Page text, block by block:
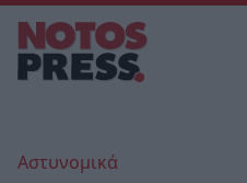
Αστυνομικά